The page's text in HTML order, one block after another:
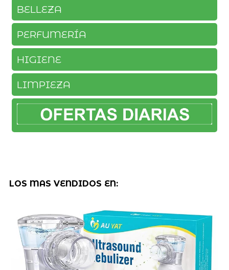
BELLEZA
PERFUMERÍA
HIGIENE
LIMPIEZA
LOS MAS VENDIDOS EN: